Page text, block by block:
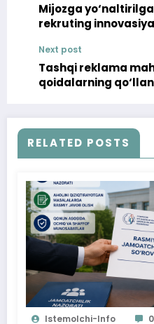
Mijozga
rekruting
o‘rni
Next post
Tashqi reklama
qoidalarning
RELATED POSTS
Istemolchi-Info 0